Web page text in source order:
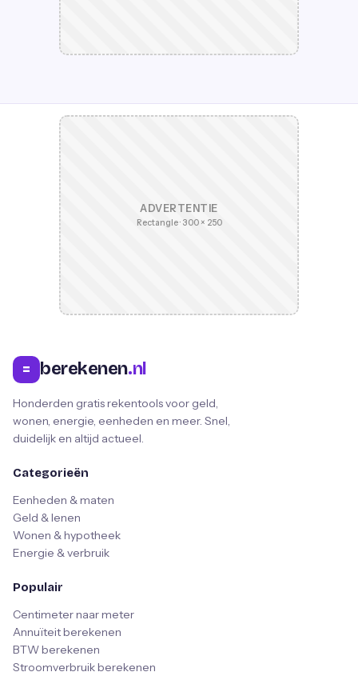
ADVERTENTIE
Rectangle · 300 × 250
= berekenen.nl
Honderden gratis rekentools voor geld,
wonen, energie, eenheden en meer. Snel,
duidelijk en altijd actueel.
Categorieën
Eenheden & maten
Geld & lenen
Wonen & hypotheek
Energie & verbruik
Populair
Centimeter naar meter
Annuïteit berekenen
BTW berekenen
Stroomverbruik berekenen